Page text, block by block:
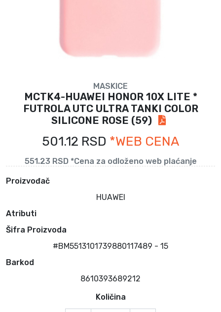
MASKICE
MCTK4-HUAWEI HONOR 10X LITE *
FUTROLA UTC ULTRA TANKI COLOR
SILICONE ROSE (59)
501.12 RSD *WEB CENA
551.23 RSD *Cena za odloženo web plaćanje
Proizvođač
HUAWEI
Atributi
Šifra Proizvoda
#BM5513101739880117489 - 15
Barkod
8610393689212
Količina